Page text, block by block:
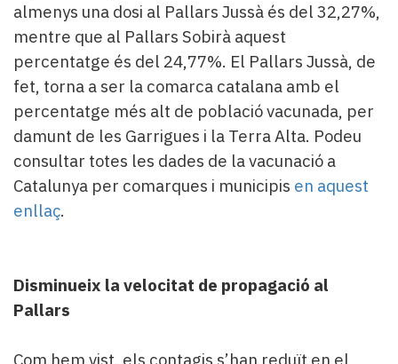
almenys una dosi al Pallars Jussà és del 32,27%,
mentre que al Pallars Sobirà aquest
percentatge és del 24,77%. El Pallars Jussà, de
fet, torna a ser la comarca catalana amb el
percentatge més alt de població vacunada, per
damunt de les Garrigues i la Terra Alta. Podeu
consultar totes les dades de la vacunació a
Catalunya per comarques i municipis en aquest
enllaç.
Disminueix la velocitat de propagació al
Pallars